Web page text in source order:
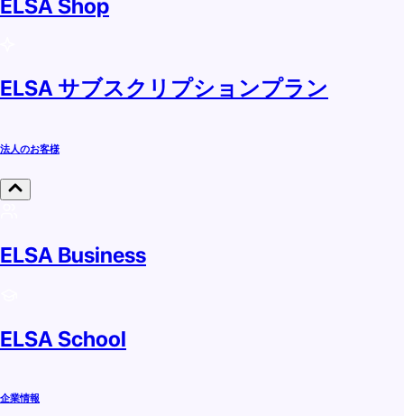
ELSA Shop
ELSA サブスクリプションプラン
法人のお客様
ELSA Business
ELSA School
企業情報